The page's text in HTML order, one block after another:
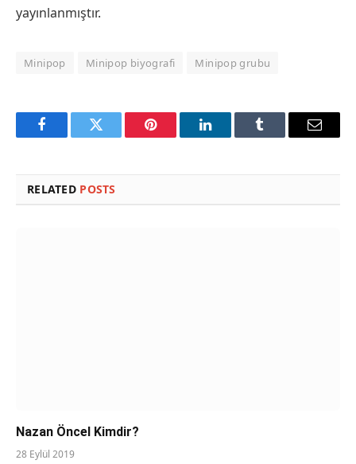
yayınlanmıştır.
Minipop Minipop biyografi Minipop grubu
FacebookTwitter Pinterest LinkedInTumblr Email
RELATED POSTS
Nazan Öncel Kimdir?
28 Eylül 2019